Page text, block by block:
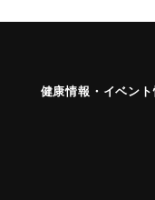
健康情報・イベン